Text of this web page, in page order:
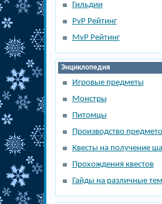
Гильдии
PvP Рейтинг
MvP Рейтинг
Энциклопедия
Игровые предметы
Монстры
Питомцы
Производство
Квесты на получение
Прохождения квестов
Гайды на различные